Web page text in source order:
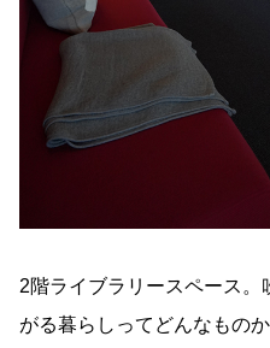
2階ライブラリースペース
がる暮らしってどんなものか